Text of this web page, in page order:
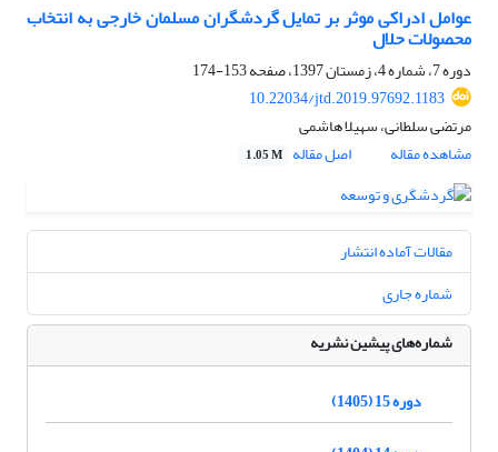
عوامل ادراکی موثر بر تمایل گردشگران مسلمان خارجی به انتخاب
محصولات حلال
دوره 7، شماره 4، زمستان 1397، صفحه
153-174
10.22034/jtd.2019.97692.1183
مرتضی سلطانی، سهیلا هاشمی
مشاهده مقاله
اصل مقاله 1.05 M
مقالات آماده انتشار
شماره جاری
شماره‌های پیشین نشریه
دوره 15 (1405)